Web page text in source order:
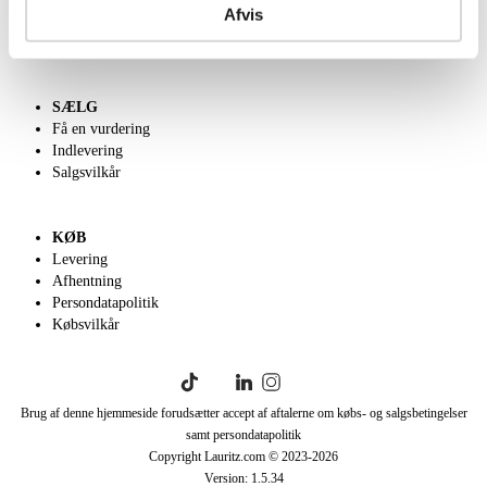
Afvis
English frontpage
SÆLG
Få en vurdering
Indlevering
Salgsvilkår
KØB
Levering
Afhentning
Persondatapolitik
Købsvilkår
Brug af denne hjemmeside forudsætter accept af aftalerne om købs- og salgsbetingelser
samt persondatapolitik
Copyright Lauritz.com © 2023-2026
Version: 1.5.34